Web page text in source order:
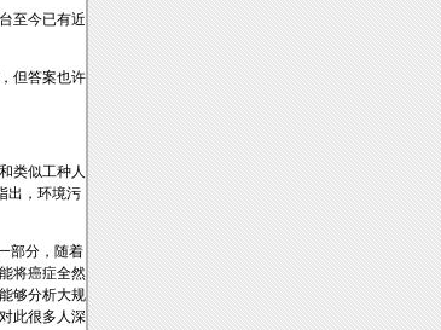
至今已有近
但答案也许
类似工种人
出，环境污
部分，随着
将癌症全然
够分析大规
此很多人深